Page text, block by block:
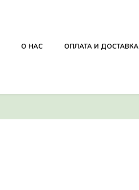
О НАС ОПЛАТА И ДОСТАВКА